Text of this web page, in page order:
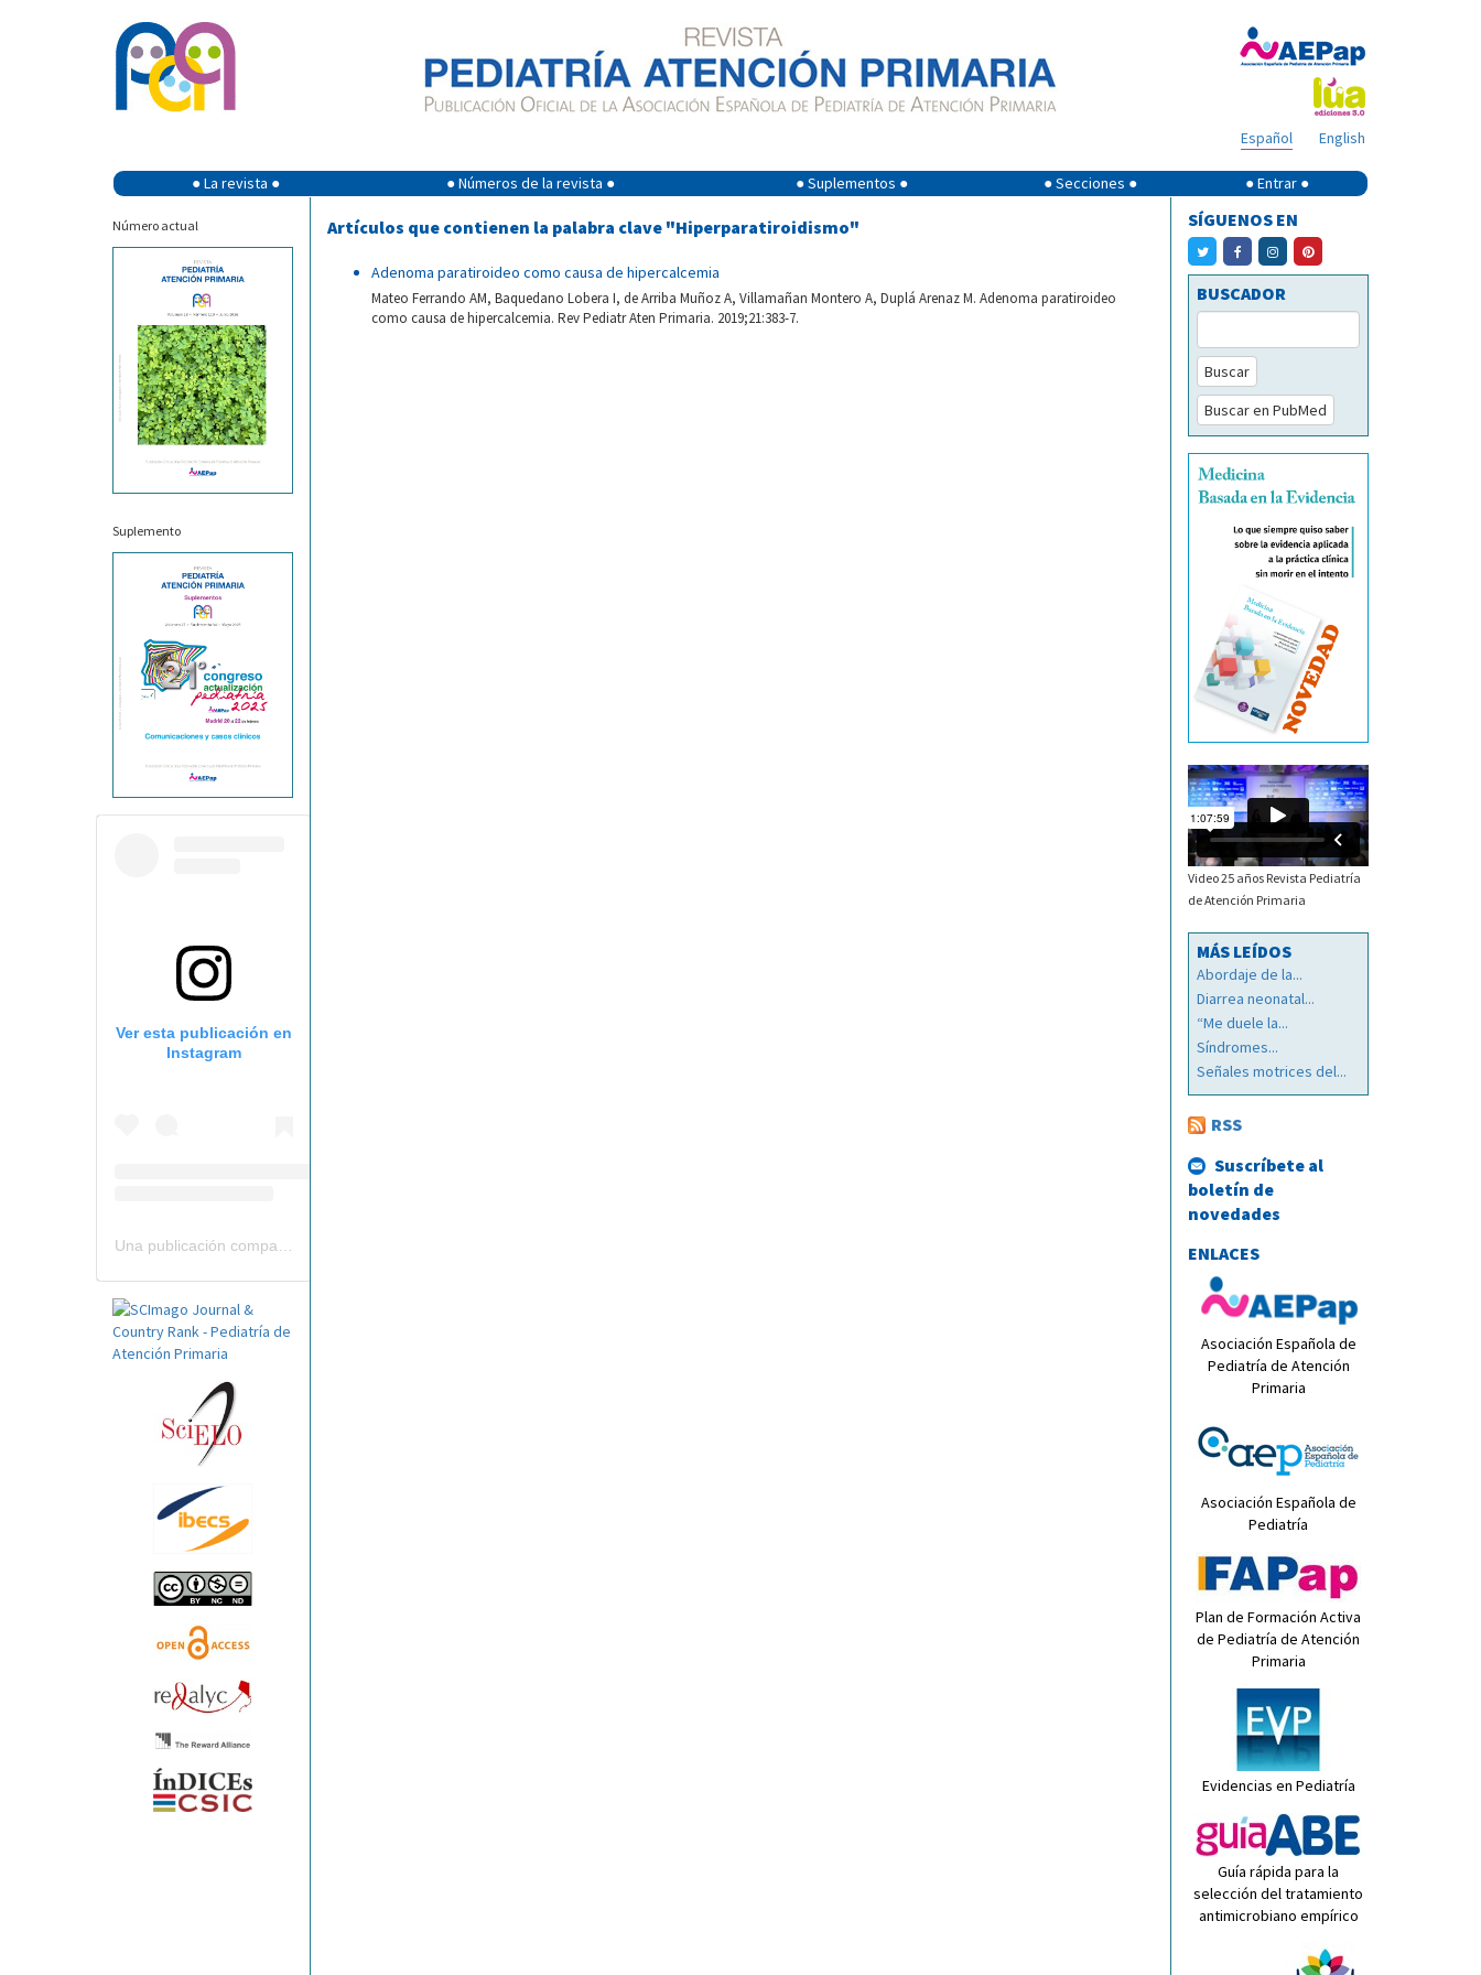
English
Español
● La revista ● ● Números de la revista ● ● Suplementos ● ● Secciones ● ● Entrar ●
Número actual
Suplemento
Ver esta publicación en
Instagram
Artículos que contienen la palabra clave "Hiperparatiroidismo"
Adenoma paratiroideo como causa de hipercalcemia
Mateo Ferrando AM, Baquedano Lobera I, de Arriba Muñoz A, Villamañan Montero A, Duplá Arenaz M. Adenoma paratiroideo
como causa de hipercalcemia. Rev Pediatr Aten Primaria. 2019;21:383-7.
SÍGUENOS EN
BUSCADOR
Buscar
Buscar en PubMed
Video 25 años Revista Pediatría
de Atención Primaria
MÁS LEÍDOS
Abordaje de la...
Diarrea neonatal...
“Me duele la...
Síndromes...
Señales motrices del...
RSS
Suscríbete al
boletín de
novedades
ENLACES
Asociación Española de
Pediatría de Atención
Primaria
Asociación Española de
Pediatría
Plan de Formación Activa
de Pediatría de Atención
Primaria
Evidencias en Pediatría
Guía rápida para la
selección del tratamiento
antimicrobiano empírico